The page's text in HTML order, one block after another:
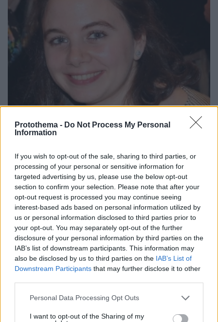
Protothema - Do Not Process My Personal
Information
If you wish to opt-out of the sale, sharing to third parties, or
processing of your personal or sensitive information for
targeted advertising by us, please use the below opt-out
section to confirm your selection. Please note that after your
opt-out request is processed you may continue seeing
interest-based ads based on personal information utilized by
us or personal information disclosed to third parties prior to
your opt-out. You may separately opt-out of the further
disclosure of your personal information by third parties on the
IAB’s list of downstream participants. This information may
also be disclosed by us to third parties on the IAB’s List of
Downstream Participants that may further disclose it to other
Please note that this website/app uses one or more Google
not limited to your visit or usage behaviour. You may click to
Personal Data Processing Opt Outs
I want to opt-out of the Sharing of my
Τη Δευτέρα το «τελευταίο αντίο» στη Λένα Σαμαρά - Κύμα
συμπαράστασης στην οικογένεια
09.08.2025, 10:42
Thema Insights